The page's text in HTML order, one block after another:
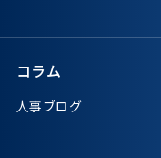
コラム
人事ブログ